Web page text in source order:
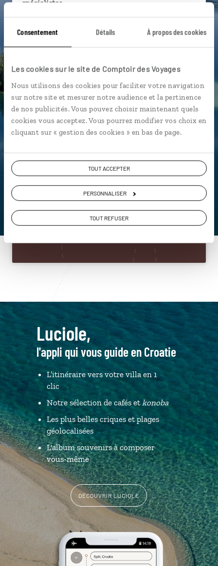
Consentement Détails À propos des cookies
Les cookies sur le site de Comptoir des Voyages
Nous utilisons des cookies pour faciliter votre navigation
sur notre site et mesurer notre audience et la pertinence
de nos publicités. Vous pouvez choisir maintenant quels
cookies vous acceptez. Vous pourrez modifier vos choix en
cliquant sur « gestion des cookies » en bas de page.
TOUT ACCEPTER
PERSONNALISER
TOUT REFUSER
spécialistes
près de vos envies et de la réalité du pays.
connectés en agence, mais aussi par email ou
Vous gardez le même interlocuteur avant,
pendant et après votre voyage.
DEMANDER UN DEVIS
ou
Construisez votre voyage avec un spécialiste Croatie
01 86 95 65 60
Luciole,
l'appli qui vous guide en Croatie
L’itinéraire vers votre villa en 1
clic
Notre sélection de cafés et konoba
Les plus belles criques et plages
géolocalisées
L'album souvenirs à composer
vous-même
DÉCOUVRIR LUCIOLE